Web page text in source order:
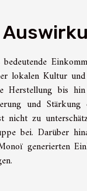
lokalen Kultur
Herstellung bis
und
nicht zu
bei. Darüber
generierten